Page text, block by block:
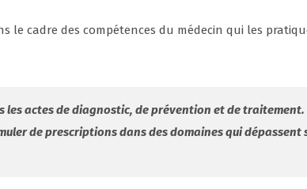
le cadre des compétences du médecin qui les
actes de diagnostic, de prévention et de
de prescriptions dans des domaines qui dépassent